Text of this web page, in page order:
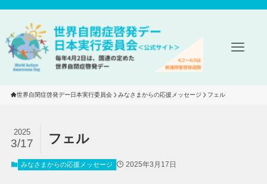
世界自閉症啓発デー日本実行委員会 みなさまからの応援メッセージ フェル
フェル
2025
3/17
みなさまからの応援メッセージ 2025年3月17日